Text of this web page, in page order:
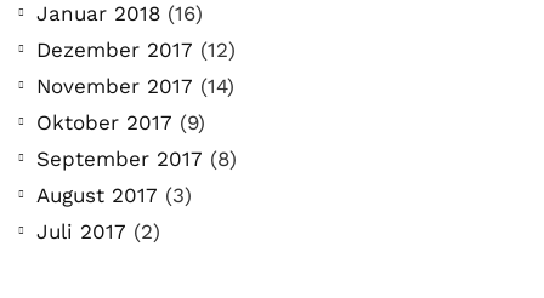
Januar 2018 (16)
Dezember 2017 (12)
November 2017 (14)
Oktober 2017 (9)
September 2017 (8)
August 2017 (3)
Juli 2017 (2)